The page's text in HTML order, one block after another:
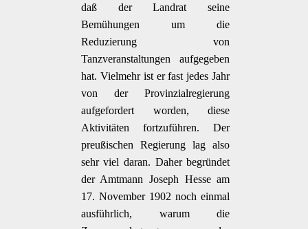
daß der Landrat seine
Bemühungen um die
Reduzierung von
Tanzveranstaltungen aufgegeben
hat. Vielmehr ist er fast jedes Jahr
von der Provinzialregierung
aufgefordert worden, diese
Aktivitäten fortzuführen. Der
preußischen Regierung lag also
sehr viel daran. Daher begründet
der Amtmann Joseph Hesse am
17. November 1902 noch einmal
ausführlich, warum die